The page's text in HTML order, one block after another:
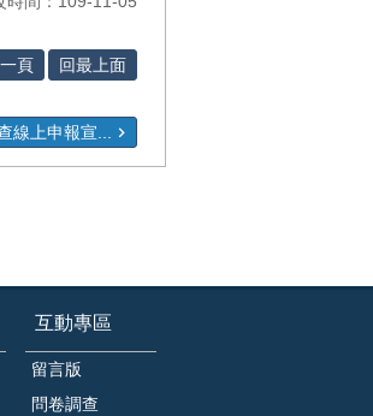
頁 回最上面
線上申報宣...
互動專區
留言版
問卷調查